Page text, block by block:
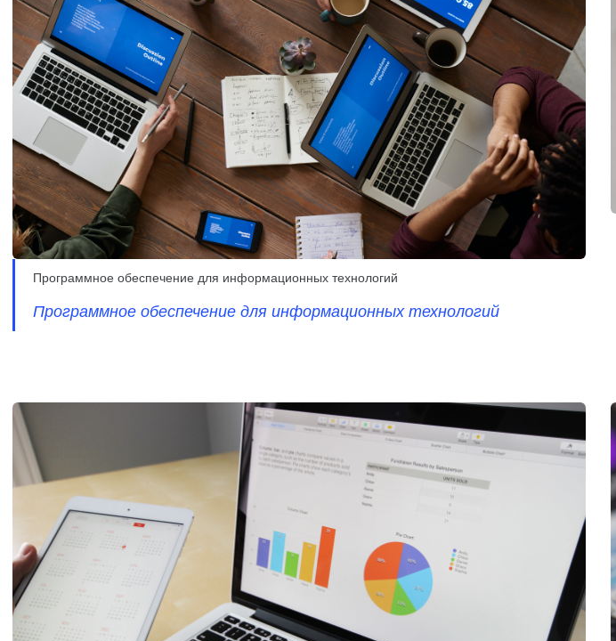
Программное обеспечение для информационных технологий
Программное обеспечение для информационных технологий